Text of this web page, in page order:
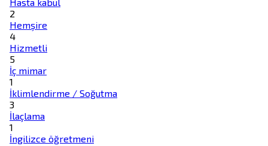
2
Hemşire
4
Hizmetli
5
İç mimar
1
İklimlendirme / Soğutma
3
İlaçlama
1
İngilizce öğretmeni